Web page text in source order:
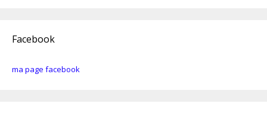
Facebook
ma page facebook